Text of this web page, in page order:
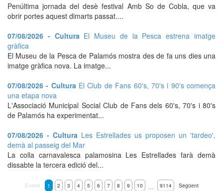
Penúltima jornada del desè festival Amb So de Cobla, que va
obrir portes aquest dimarts passat....
07/08/2026 - Cultura El Museu de la Pesca estrena imatge
gràfica
El Museu de la Pesca de Palamós mostra des de fa uns dies una
imatge gràfica nova. La imatge...
07/08/2026 - Cultura El Club de Fans 60's, 70's i 90's comença
una etapa nova
L'Associació Municipal Social Club de Fans dels 60's, 70's i 80's
de Palamós ha experimentat...
07/08/2026 - Cultura Les Estrellades us proposen un 'tardeo',
demà al passeig del Mar
La colla carnavalesca palamosina Les Estrellades farà demà
dissabte la tercera edició del...
Enrere 1 2 3 4 5 6 7 8 9 10 … 9114 Següent